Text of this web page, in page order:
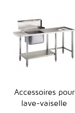
Accessoires pour
lave-vaiselle